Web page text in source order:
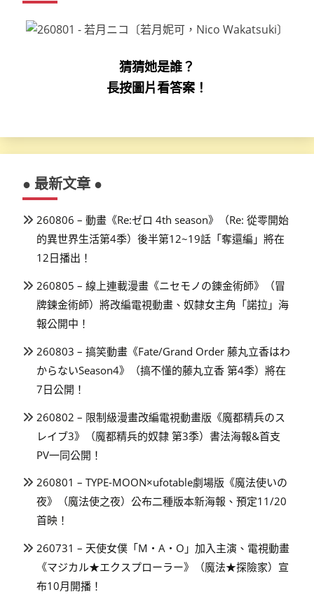
猜猜她是誰？
長按圖片看答案！
● 最新文章 ●
260806 – 動畫《Re:ゼロ 4th season》（Re: 從零開始
的異世界生活第4季）後半第12~19話「奪還編」將在
12日播出！
260805 – 線上連載漫畫《ニセモノの錬金術師》（冒
牌鍊金術師）將改編電視動畫、奴隸女主角「諾拉」海
報公開中！
260803 – 搞笑動畫《Fate/Grand Order 藤丸立香はわ
からないSeason4》（搞不懂的藤丸立香 第4季）將在
7日公開！
260802 – 限制級漫畫改編電視動畫版《魔都精兵のス
レイブ3》（魔都精兵的奴隸 第3季）書法海報&首支
PV一同公開！
260801 – TYPE-MOON×ufotable劇場版《魔法使いの
夜》（魔法使之夜）公布二種版本新海報、預定11/20
首映！
260731 – 天使女僕「M・A・O」加入主演、電視動畫
《マジカル★エクスプローラー》（魔法★探險家）宣
布10月開播！